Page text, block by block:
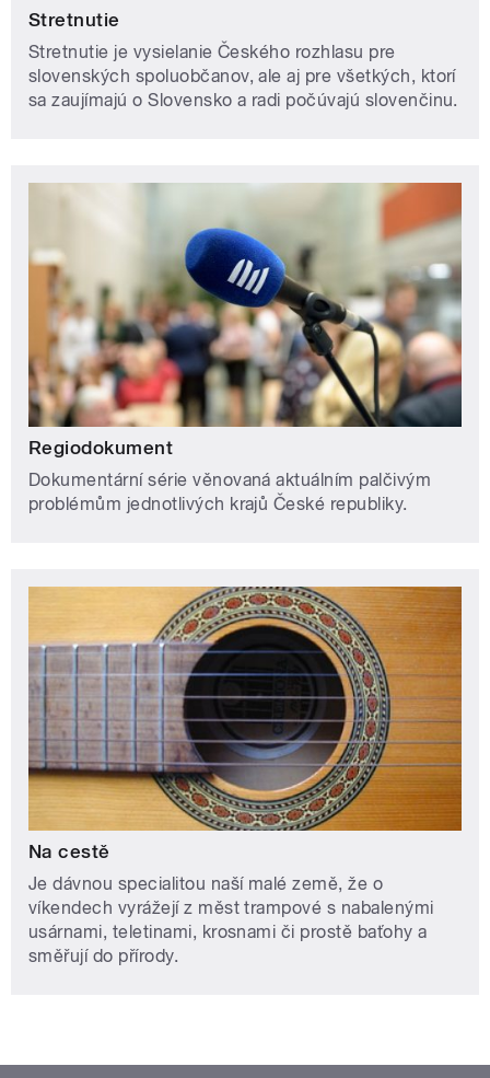
Stretnutie
Stretnutie je vysielanie Českého rozhlasu pre
slovenských spoluobčanov, ale aj pre všetkých, ktorí
sa zaujímajú o Slovensko a radi počúvajú slovenčinu.
Regiodokument
Dokumentární série věnovaná aktuálním palčivým
problémům jednotlivých krajů České republiky.
Na cestě
Je dávnou specialitou naší malé země, že o
víkendech vyrážejí z měst trampové s nabalenými
usárnami, teletinami, krosnami či prostě baťohy a
směřují do přírody.